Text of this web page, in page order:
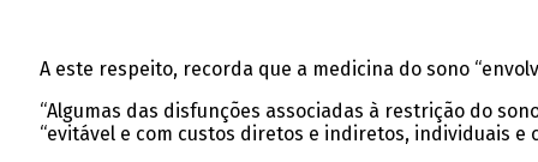
A este respeito, recorda que a medicina do sono
“Algumas das disfunções associadas à restrição do
“evitável e com custos diretos e indiretos, individuais e